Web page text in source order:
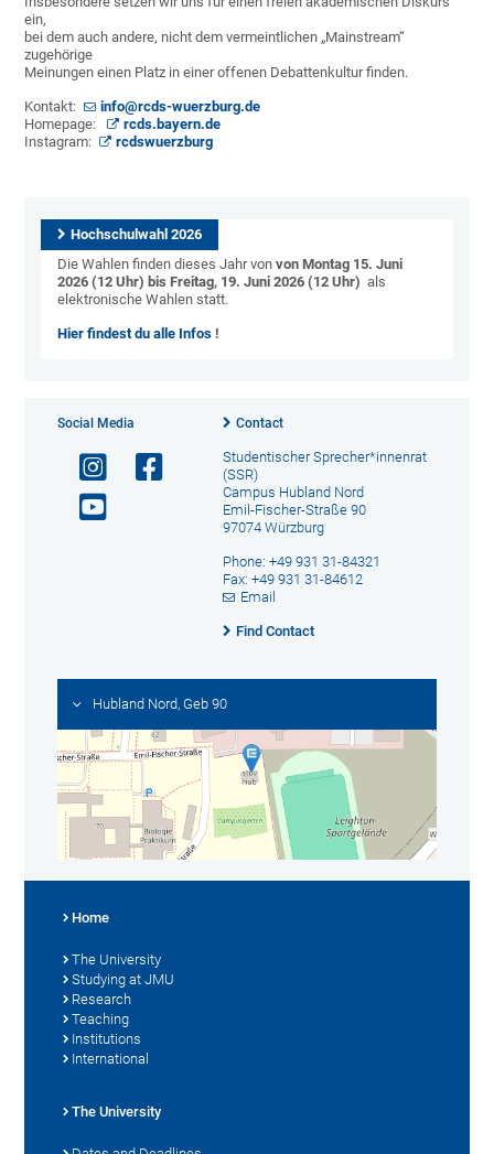
ein,
bei dem auch andere, nicht dem vermeintlichen „Mainstream“
zugehörige
Meinungen einen Platz in einer offenen Debattenkultur finden.
Kontakt:
info@rcds-wuerzburg.de
Homepage:
rcds.bayern.de
Instagram:
rcdswuerzburg
Hochschulwahl 2026
Die Wahlen finden dieses Jahr vonvon Montag 15. Juni
2026 (12 Uhr) bis Freitag, 19. Juni 2026 (12 Uhr) als
elektronische Wahlen statt.
Hier findest du alle Infos !
Social Media Contact
Studentischer Sprecher*innenrat
(SSR)
Campus Hubland Nord
Emil-Fischer-Straße 90
97074 Würzburg
Phone: +49 931 31-84321
Fax: +49 931 31-84612
Email
Find Contact
Hubland Nord, Geb 90
Home
The University
Studying at JMU
Research
Teaching
Institutions
International
The University